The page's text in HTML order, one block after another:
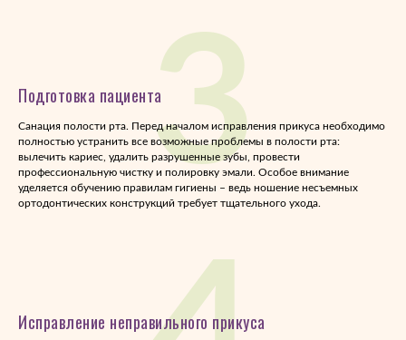
Подготовка пациента
Санация полости рта. Перед началом исправления прикуса необходимо
полностью устранить все возможные проблемы в полости рта:
вылечить кариес, удалить разрушенные зубы, провести
профессиональную чистку и полировку эмали. Особое внимание
уделяется обучению правилам гигиены – ведь ношение несъемных
ортодонтических конструкций требует тщательного ухода.
3
Исправление неправильного прикуса